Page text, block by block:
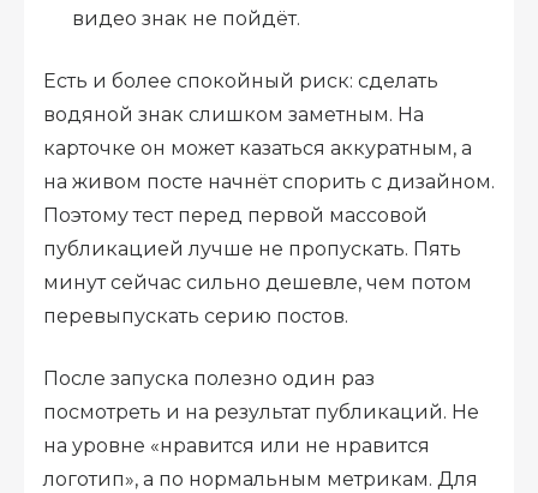
видео знак не пойдёт.
Есть и более спокойный риск: сделать
водяной знак слишком заметным. На
карточке он может казаться аккуратным, а
на живом посте начнёт спорить с дизайном.
Поэтому тест перед первой массовой
публикацией лучше не пропускать. Пять
минут сейчас сильно дешевле, чем потом
перевыпускать серию постов.
После запуска полезно один раз
посмотреть и на результат публикаций. Не
на уровне «нравится или не нравится
логотип», а по нормальным метрикам. Для